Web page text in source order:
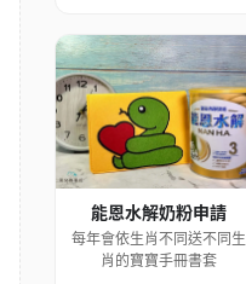
能恩水解奶粉申請
每年會依生肖不同送不同生
肖的寶寶手冊書套